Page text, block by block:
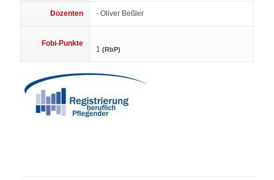
Dozenten - Oliver Beßler
Fobi-Punkte
1 (RbP)